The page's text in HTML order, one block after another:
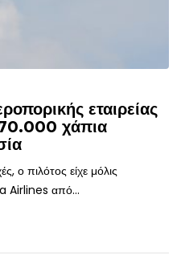
εταιρείας
χάπια
ο πιλότος είχε μόλις
Airlines από...